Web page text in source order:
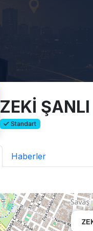
ZEKİ
Standart
Haberler